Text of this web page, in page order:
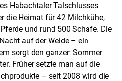
Habachtaler Talschlusses
die Heimat für 42 Milchkühe,
und rund 500 Schafe. Die
auf der Weide – ein
sorgt den ganzen Sommer
Früher setzte man auf die
– seit 2008 wird die